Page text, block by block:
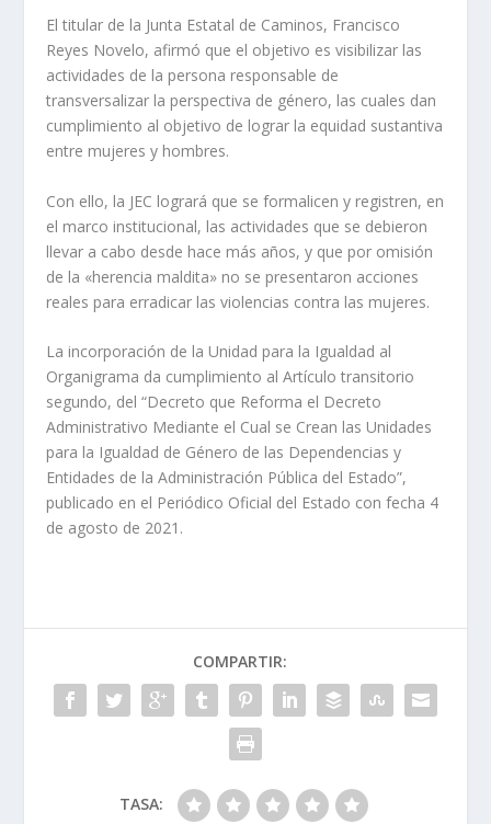
El titular de la Junta Estatal de Caminos, Francisco
Reyes Novelo, afirmó que el objetivo es visibilizar las
actividades de la persona responsable de
transversalizar la perspectiva de género, las cuales dan
cumplimiento al objetivo de lograr la equidad sustantiva
entre mujeres y hombres.
Con ello, la JEC logrará que se formalicen y registren, en
el marco institucional, las actividades que se debieron
llevar a cabo desde hace más años, y que por omisión
de la «herencia maldita» no se presentaron acciones
reales para erradicar las violencias contra las mujeres.
La incorporación de la Unidad para la Igualdad al
Organigrama da cumplimiento al Artículo transitorio
segundo, del “Decreto que Reforma el Decreto
Administrativo Mediante el Cual se Crean las Unidades
para la Igualdad de Género de las Dependencias y
Entidades de la Administración Pública del Estado”,
publicado en el Periódico Oficial del Estado con fecha 4
de agosto de 2021.
COMPARTIR:
TASA: